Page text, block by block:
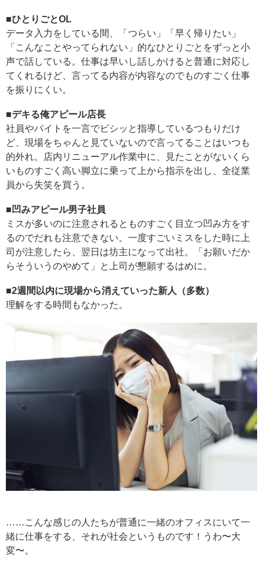
■ひとりごとOL
データ入力をしている間、「つらい」「早く帰りたい」
「こんなことやってられない」的なひとりごとをずっと小
声で話している。仕事は早いし話しかけると普通に対応し
てくれるけど、言ってる内容が内容なのでものすごく仕事
を振りにくい。
■デキる俺アピール店長
社員やバイトを一言でビシッと指導しているつもりだけ
ど、現場をちゃんと見ていないので言ってることはいつも
的外れ。店内リニューアル作業中に、見たことがないくら
いものすごく高い脚立に乗って上から指示を出し、全従業
員から失笑を買う。
■ 凹みアピール男子社員
ミスが多いのに注意されるとものすごく目立つ凹み方をす
るのでだれも注意できない。一度すごいミスをした時に上
司が注意したら、翌日は坊主になって出社。「お願いだか
らそういうのやめて」と上司が懇願するはめに。
■2週間以内に現場から消えていった新人（多数）
理解をする時間もなかった。
……こんな感じの人たちが普通に一緒のオフィスにいて一
緒に仕事をする、それが社会というものです！うわ〜大
変〜。